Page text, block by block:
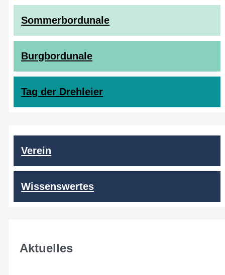
Sommerbordunale
Burgbordunale
Tag der Drehleier
Verein
Wissenswertes
Aktuelles